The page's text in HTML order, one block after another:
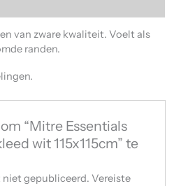
van zware kwaliteit. Voelt als
randen.
“Mitre Essentials
wit 115x115cm” te
niet gepubliceerd. Vereiste